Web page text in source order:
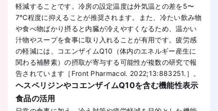
軽減することです。冷房の設定温度は外気温との差を5〜
7℃程度に抑えることが推奨されます。また、冷たい飲み物
や食べ物ばかり摂ると内臓が冷えやすくなるため、温かい
汁物やスープを食事に取り入れることが有用です。疲労感
の軽減には、コエンザイムQ10（体内のエネルギー産生に
関わる補酵素）の摂取が寄与する可能性が複数の研究で報
告されています［Front Pharmacol. 2022;13:883251.］。
ヘスペリジンやコエンザイムQ10を含む機能性表示
食品の活用